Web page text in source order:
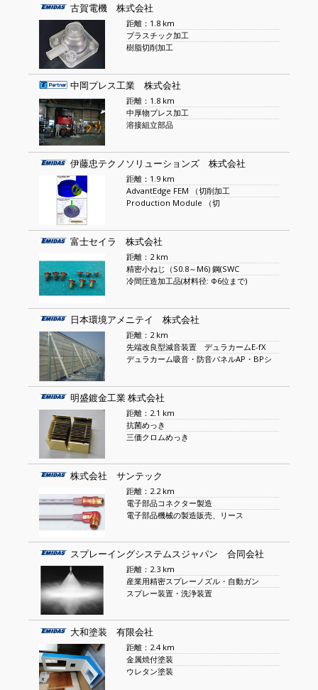
古賀電機 株式会社
距離：1.8 km
プラスチック加工
樹脂切削加工
中岡プレス工業 株式会社
距離：1.8 km
中厚物プレス加工
溶接組立部品
伊藤忠テクノソリューションズ 株式会社
距離：1.9 km
AdvantEdge FEM （切削加工
Production Module （切
富士セイラ 株式会社
距離：2 km
精密小ねじ（S0.8～M6) 鋼(SWC
冷間圧造加工品(材料径: Φ6位まで)
日本環境アメニテイ 株式会社
距離：2 km
先端改良型減音装置 デュラカームE-fX
デュラカーム吸音・防音パネルAP・BPシ
明盛鍍金工業 株式会社
距離：2.1 km
抗菌めっき
三価クロムめっき
株式会社 サンテック
距離：2.2 km
電子部品コネクター製造
電子部品機械の製造販売、リース
スプレーイングシステムスジャパン 合同会社
距離：2.3 km
産業用精密スプレーノズル・自動ガン
スプレー装置・洗浄装置
大和塗装 有限会社
距離：2.4 km
金属焼付塗装
ウレタン塗装